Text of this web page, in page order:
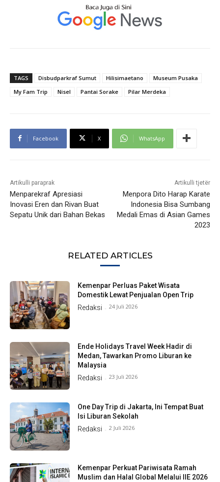
TAGS Disbudparkraf Sumut Hilisimaetano
Museum Pusaka
My Fam Trip
Nisel Pantai Sorake Pilar Merdeka
Facebook X WhatsApp
Artikulli paraprak
Menparekraf Apresiasi
Inovasi Eren dan Rivan Buat
Sepatu Unik dari Bahan Bekas
Artikulli tjetër
Menpora Dito Harap Karate
Indonesia Bisa Sumbang
Medali Emas di Asian Games
2023
RELATED ARTICLES
Kemenpar Perluas Paket Wisata
Domestik Lewat Penjualan Open Trip
Redaksi - 24 Juli 2026
Ende Holidays Travel Week Hadir di
Medan, Tawarkan Promo Liburan ke
Malaysia
Redaksi - 23 Juli 2026
One Day Trip di Jakarta, Ini Tempat Buat
Isi Liburan Sekolah
Redaksi - 2 Juli 2026
Kemenpar Perkuat Pariwisata Ramah
Muslim dan Halal Global Melalui IIE 2026